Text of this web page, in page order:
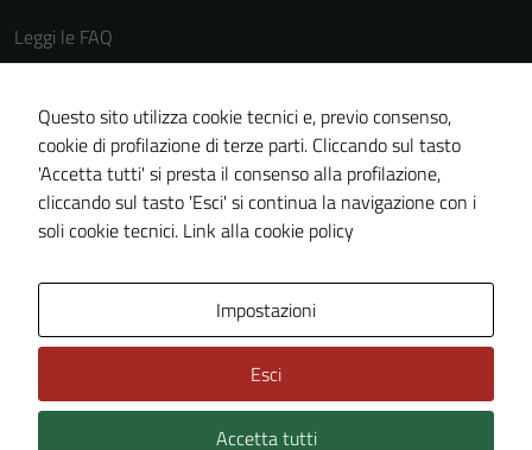
Leggi le FAQ
Segnalazione disservizio
Richiesta assistenza
Amministrazione trasparente
Informativa privacy
Dichiarazione di accessibilità
Piano di miglioramento del sito
Questo sito utilizza cookie tecnici e, previo consenso,
cookie di profilazione di terze parti. Cliccando sul tasto
'Accetta tutti' si presta il consenso alla profilazione,
cliccando sul tasto 'Esci' si continua la navigazione con i
soli cookie tecnici. Link alla cookie policy
Impostazioni
Esci
Accetta tutti